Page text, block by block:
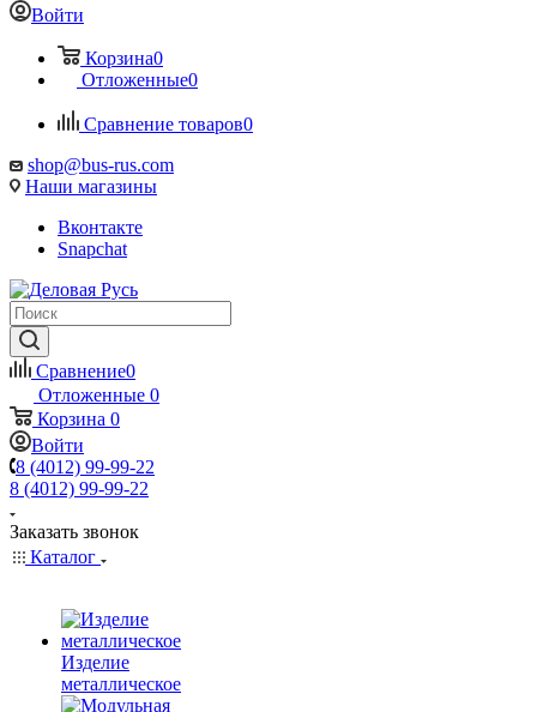
Войти
Корзина0
Отложенные0
Сравнение товаров0
shop@bus-rus.com
Наши магазины
Вконтакте
Snapchat
Сравнение0
Отложенные 0
Корзина 0
Войти
8 (4012) 99-99-22
8 (4012) 99-99-22
Заказать звонок
Каталог
Изделие
металлическое